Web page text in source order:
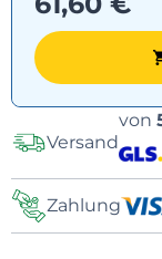
Versand
von
Zahlung